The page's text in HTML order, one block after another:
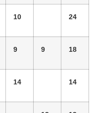
10 24
9 9 18
14 14